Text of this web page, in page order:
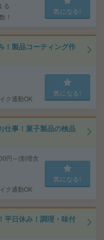
る
！
気になる!
！製品コーティング作
ク通勤OK
気になる!
仕事！菓子製品の検品
円～(割増含
ク通勤OK
気になる!
平日休み！調理・味付